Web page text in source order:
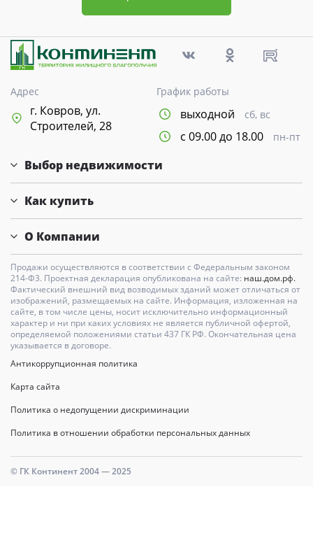
Адрес
г. Ковров, ул.
Строителей, 28
График работы
выходной сб, вс
с 09.00 до 18.00 пн-пт
Выбор недвижимости
Как купить
О Компании
Продажи осуществляются в соответствии с Федеральным законом
214-Ф3. Проектная декларация опубликована на сайте: наш.дом.рф.
Фактический внешний вид возводимых зданий может отличаться от
изображений, размещаемых на сайте. Информация, изложенная на
сайте, в том числе цены, носит исключительно информационный
характер и ни при каких условиях не является публичной офертой,
определяемой положениями статьи 437 ГК РФ. Окончательная цена
указывается в договоре.
Антикоррупционная политика
Карта сайта
Политика о недопущении дискриминации
Политика в отношении обработки персональных данных
© ГК Континент 2004 — 2025